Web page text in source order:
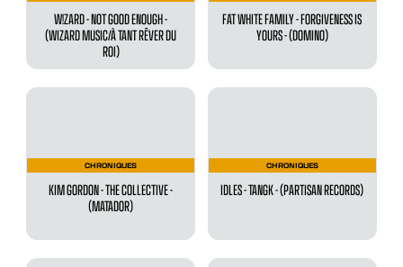
W!ZARD - NOT GOOD ENOUGH -
(WIZARD MUSIC/À TANT RÊVER DU
ROI)
FAT WHITE FAMILY - FORGIVENESS IS
YOURS - (DOMINO)
CHRONIQUES
KIM GORDON - THE COLLECTIVE -
(MATADOR)
CHRONIQUES
IDLES - TANGK - (PARTISAN RECORDS)